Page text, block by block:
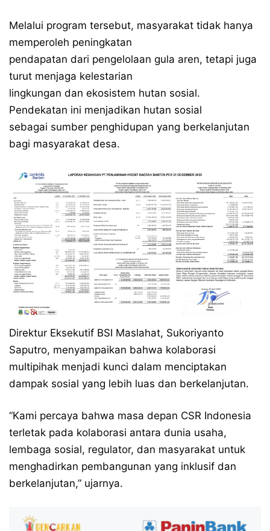
Melalui program tersebut, masyarakat tidak hanya
memperoleh peningkatan
pendapatan dari pengelolaan gula aren, tetapi juga
turut menjaga kelestarian
lingkungan dan ekosistem hutan sosial.
Pendekatan ini menjadikan hutan sosial
sebagai sumber penghidupan yang berkelanjutan
bagi masyarakat desa.
Direktur Eksekutif BSI Maslahat, Sukoriyanto
Saputro, menyampaikan bahwa kolaborasi
multipihak menjadi kunci dalam menciptakan
dampak sosial yang lebih luas dan berkelanjutan.
“Kami percaya bahwa masa depan CSR Indonesia
terletak pada kolaborasi antara dunia usaha,
lembaga sosial, regulator, dan masyarakat untuk
menghadirkan pembangunan yang inklusif dan
berkelanjutan,” ujarnya.